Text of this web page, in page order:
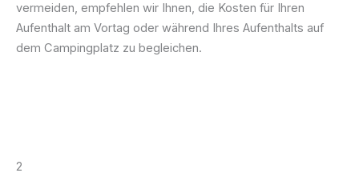
vermeiden, empfehlen wir Ihnen, die Kosten für Ihren
Aufenthalt am Vortag oder während Ihres Aufenthalts auf
dem Campingplatz zu begleichen.
2